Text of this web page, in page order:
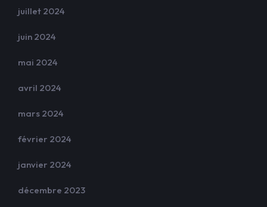
juillet 2024
juin 2024
mai 2024
avril 2024
mars 2024
février 2024
janvier 2024
décembre 2023